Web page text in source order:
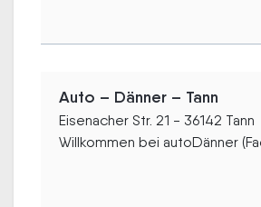
Auto – Dänner – Tann
Eisenacher Str. 21 - 36142 Tann
Willkommen bei autoDänner